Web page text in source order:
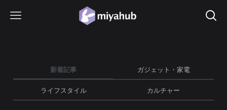
新着記事 ガジェット・家電
ライフスタイル カルチャー